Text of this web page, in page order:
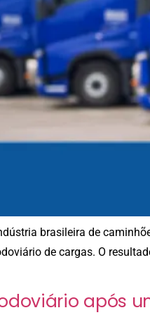
brasileira de
de cargas. O
após